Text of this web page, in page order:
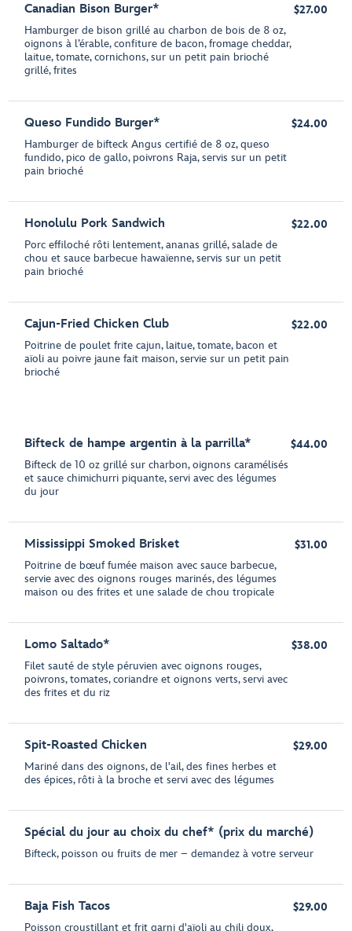
Canadian Bison Burger*
Hamburger de bison grillé au charbon de bois de 8 oz,
oignons à l’érable, confiture de bacon, fromage cheddar,
laitue, tomate, cornichons, sur un petit pain brioché
grillé, frites
$27.00
Queso Fundido Burger*
Hamburger de bifteck Angus certifié de 8 oz, queso
fundido, pico de gallo, poivrons Raja, servis sur un petit
pain brioché
$24.00
Honolulu Pork Sandwich
Porc effiloché rôti lentement, ananas grillé, salade de
chou et sauce barbecue hawaïenne, servis sur un petit
pain brioché
$22.00
Cajun-Fried Chicken Club
Poitrine de poulet frite cajun, laitue, tomate, bacon et
aïoli au poivre jaune fait maison, servie sur un petit pain
brioché
$22.00
Bifteck de hampe argentin à la parrilla*
Bifteck de 10 oz grillé sur charbon, oignons caramélisés
et sauce chimichurri piquante, servi avec des légumes
du jour
$44.00
Mississippi Smoked Brisket
Poitrine de bœuf fumée maison avec sauce barbecue,
servie avec des oignons rouges marinés, des légumes
maison ou des frites et une salade de chou tropicale
$31.00
Lomo Saltado*
Filet sauté de style péruvien avec oignons rouges,
poivrons, tomates, coriandre et oignons verts, servi avec
des frites et du riz
$38.00
Spit-Roasted Chicken
Mariné dans des oignons, de l'ail, des fines herbes et
des épices, rôti à la broche et servi avec des légumes
$29.00
Spécial du jour au choix du chef* (prix du marché)
Bifteck, poisson ou fruits de mer – demandez à votre serveur
Baja Fish Tacos
Poisson croustillant et frit garni d'aïoli au chili doux,
$29.00